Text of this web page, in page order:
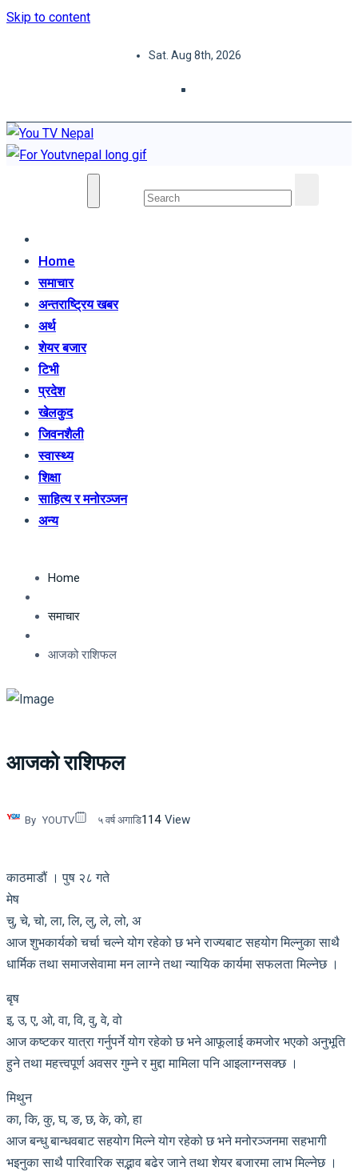
Skip to content
Sat. Aug 8th, 2026
Home
समाचार
अन्तराष्ट्रिय खबर
अर्थ
शेयर बजार
टिभी
प्रदेश
खेलकुद
जिवनशैली
स्वास्थ्य
शिक्षा
साहित्य र मनोरञ्जन
अन्य
Home
समाचार
आजको राशिफल
आजको राशिफल
By YOUTV ५ वर्ष अगाडि114 View
काठमाडौं । पुष २८ गते
मेष
चु, चे, चो, ला, लि, लु, ले, लो, अ
आज शुभकार्यको चर्चा चल्ने योग रहेको छ भने राज्यबाट सहयोग मिल्नुका साथै
धार्मिक तथा समाजसेवामा मन लाग्ने तथा न्यायिक कार्यमा सफलता मिल्नेछ ।
बृष
इ, उ, ए, ओ, वा, वि, वु, वे, वो
आज कष्टकर यात्रा गर्नुपर्ने योग रहेको छ भने आफूलाई कमजोर भएको अनुभूति
हुने तथा महत्त्वपूर्ण अवसर गुम्ने र मुद्दा मामिला पनि आइलाग्नसक्छ ।
मिथुन
का, कि, कु, घ, ङ, छ, के, को, हा
आज बन्धु बान्धवबाट सहयोग मिल्ने योग रहेको छ भने मनोरञ्जनमा सहभागी
भइनुका साथै पारिवारिक सद्भाव बढेर जाने तथा शेयर बजारमा लाभ मिल्नेछ ।